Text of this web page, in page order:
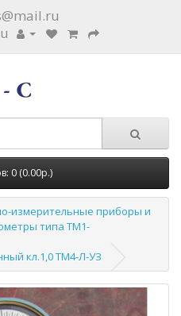
0 (0.00р.)
измерительные приборы и
типа ТМ1-
кл.1,0 ТМ4-Л-УЗ